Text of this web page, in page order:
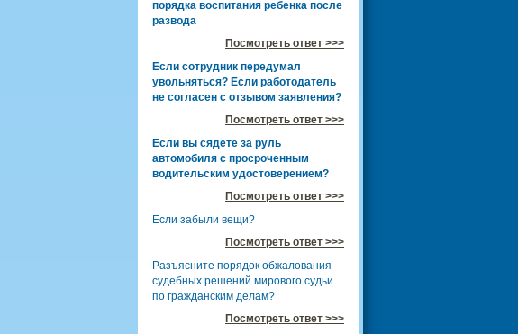
порядка воспитания ребенка после
развода
Посмотреть ответ >>>
Если сотрудник передумал
увольняться? Если работодатель
не согласен с отзывом заявления?
Посмотреть ответ >>>
Если вы сядете за руль
автомобиля с просроченным
водительским удостоверением?
Посмотреть ответ >>>
Если забыли вещи?
Посмотреть ответ >>>
Разъясните порядок обжалования
судебных решений мирового судьи
по гражданским делам?
Посмотреть ответ >>>